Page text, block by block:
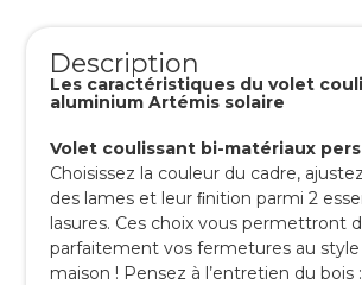
Description
Les caractéristiques du volet
aluminium Artémis solaire
Volet coulissant bi-matériaux
Choisissez la couleur du cadre,
des lames et leur ﬁnition parmi 2
lasures. Ces choix vous permettront
parfaitement vos fermetures au
maison ! Pensez à l’entretien du bois